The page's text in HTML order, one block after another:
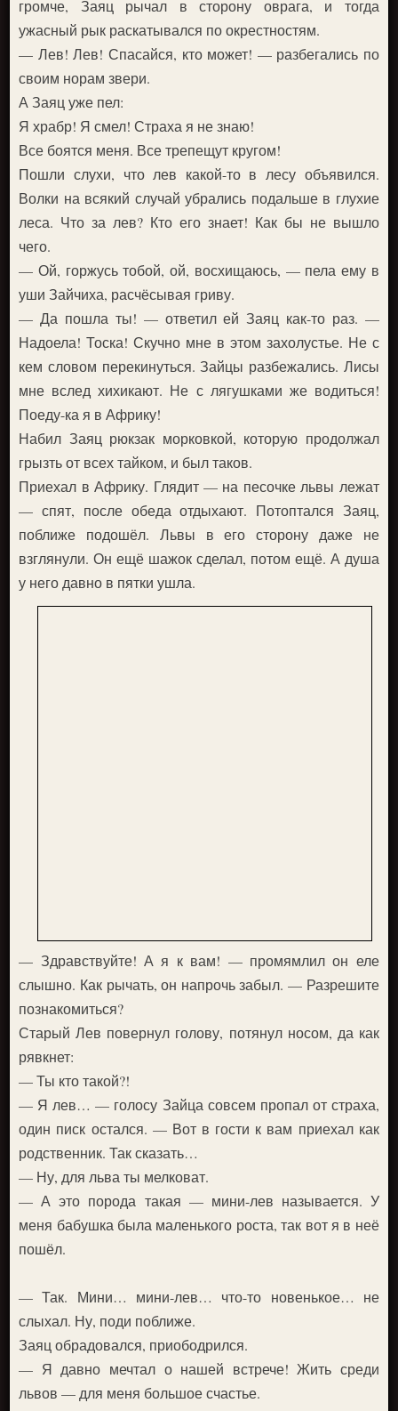
громче, Заяц рычал в сторону оврага, и тогда
ужасный рык раскатывался по окрестностям.
— Лев! Лев! Спасайся, кто может! — разбегались по
своим норам звери.
А Заяц уже пел:
Я храбр! Я смел! Страха я не знаю!
Все боятся меня. Все трепещут кругом!
Пошли слухи, что лев какой-то в лесу объявился.
Волки на всякий случай убрались подальше в глухие
леса. Что за лев? Кто его знает! Как бы не вышло
чего.
— Ой, горжусь тобой, ой, восхищаюсь, — пела ему в
уши Зайчиха, расчёсывая гриву.
— Да пошла ты! — ответил ей Заяц как-то раз. —
Надоела! Тоска! Скучно мне в этом захолустье. Не с
кем словом перекинуться. Зайцы разбежались. Лисы
мне вслед хихикают. Не с лягушками же водиться!
Поеду-ка я в Африку!
Набил Заяц рюкзак морковкой, которую продолжал
грызть от всех тайком, и был таков.
Приехал в Африку. Глядит — на песочке львы лежат
— спят, после обеда отдыхают. Потоптался Заяц,
поближе подошёл. Львы в его сторону даже не
взглянули. Он ещё шажок сделал, потом ещё. А душа
у него давно в пятки ушла.
— Здравствуйте! А я к вам! — промямлил он еле
слышно. Как рычать, он напрочь забыл. — Разрешите
познакомиться?
Старый Лев повернул голову, потянул носом, да как
рявкнет:
— Ты кто такой?!
— Я лев… — голосу Зайца совсем пропал от страха,
один писк остался. — Вот в гости к вам приехал как
родственник. Так сказать…
— Ну, для льва ты мелковат.
— А это порода такая — мини-лев называется. У
меня бабушка была маленького роста, так вот я в неё
пошёл.
— Так. Мини… мини-лев… что-то новенькое… не
слыхал. Ну, поди поближе.
Заяц обрадовался, приободрился.
— Я давно мечтал о нашей встрече! Жить среди
львов — для меня большое счастье.